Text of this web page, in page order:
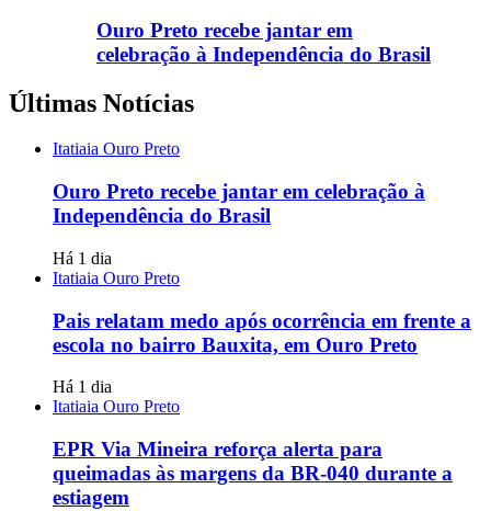
Ouro Preto recebe jantar em
celebração à Independência do Brasil
Últimas Notícias
Itatiaia Ouro Preto
Ouro Preto recebe jantar em celebração à
Independência do Brasil
Há 1 dia
Itatiaia Ouro Preto
Pais relatam medo após ocorrência em frente a
escola no bairro Bauxita, em Ouro Preto
Há 1 dia
Itatiaia Ouro Preto
EPR Via Mineira reforça alerta para
queimadas às margens da BR-040 durante a
estiagem